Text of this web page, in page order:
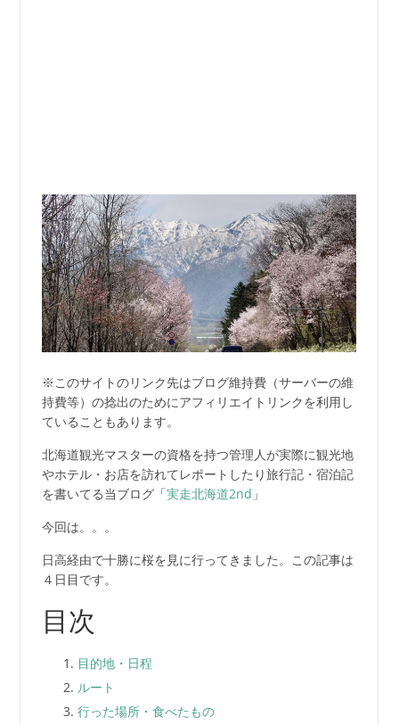
※このサイトのリンク先はブログ維持費（サーバーの維
持費等）の捻出のためにアフィリエイトリンクを利用し
ていることもあります。
北海道観光マスターの資格を持つ管理人が実際に観光地
やホテル・お店を訪れてレポートしたり旅行記・宿泊記
を書いてる当ブログ「実走北海道2nd 」
今回は。。。
日高経由で十勝に桜を見に行ってきました。この記事は
４日目です。
目次
目的地・日程
ルート
行った場所・食べたもの